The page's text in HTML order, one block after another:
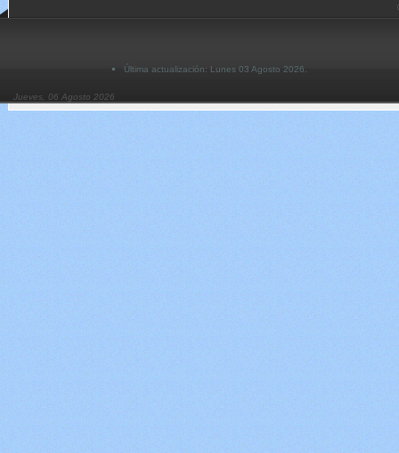
Última actualización: Lunes 03 Agosto 2026.
Jueves, 06 Agosto 2026